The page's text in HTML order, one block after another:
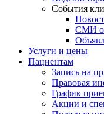
События
СМИ о
Услуги и цены
Пациентам
Запись на
Правовая
График
Акции и